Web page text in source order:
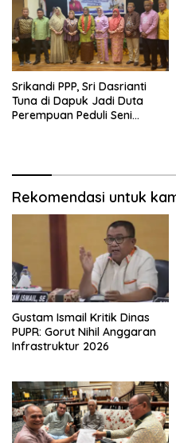
Srikandi PPP, Sri Dasrianti
Tuna di Dapuk Jadi Duta
Perempuan Peduli Seni
Rekomendasi untuk
Gustam Ismail Kritik Dinas
PUPR: Gorut Nihil Anggaran
Infrastruktur 2026